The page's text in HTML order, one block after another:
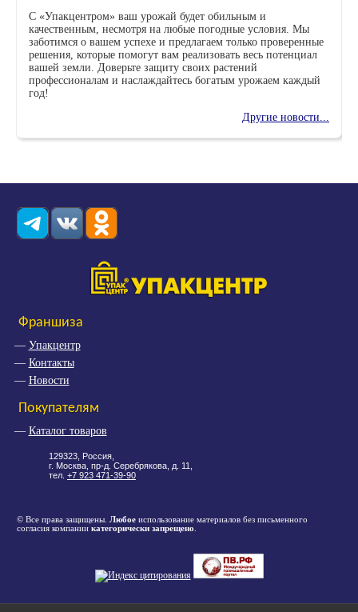
С «Упакцентром» ваш урожай будет обильным и
качественным, несмотря на любые погодные условия. Мы
заботимся о вашем успехе и предлагаем только проверенные
решения, которые помогут вам реализовать весь потенциал
вашей земли. Доверьте защиту своих растений
профессионалам и наслаждайтесь богатым урожаем каждый
год!
Другие новости...
Франшиза
Упакцентр
Контакты
Новости
Покупателям
Каталог товаров
129323, Россия,
г. Москва, пр-д. Серебрякова, д. 11,
тел. +7 923 471-39-90
© Все права защищены. Любое использование материалов без письменного
согласия компании категорически запрещено